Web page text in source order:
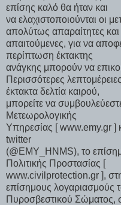
επίσης καλό θα ήταν και
να ελαχιστοποιούνται οι
απολύτως απαραίτητες και
απαιτούμενες, για να
περίπτωση έκτακτης
ανάγκης μπορούν να
Περισσότερες
έκτακτα δελτία καιρού,
μπορείτε να
Μετεωρολογικής
Υπηρεσίας [ www.emy.gr ]
twitter
(@EMY_HNMS), το
Πολιτικής Προστασίας [
www.civilprotection.gr ],
επίσημους λογαριασμούς
Πυροσβεστικού Σώματος,